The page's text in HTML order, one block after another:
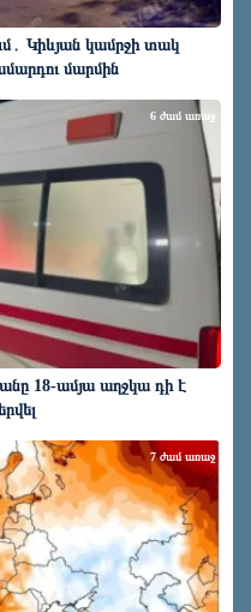
Կիևյան կամրջի տակ
մարմին
18-ամյա աղջկա դի է
6 ժամ առաջ
7 ժամ առաջ